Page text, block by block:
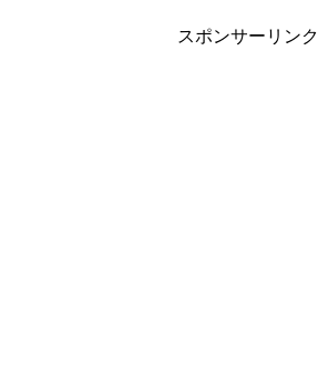
スポンサーリンク